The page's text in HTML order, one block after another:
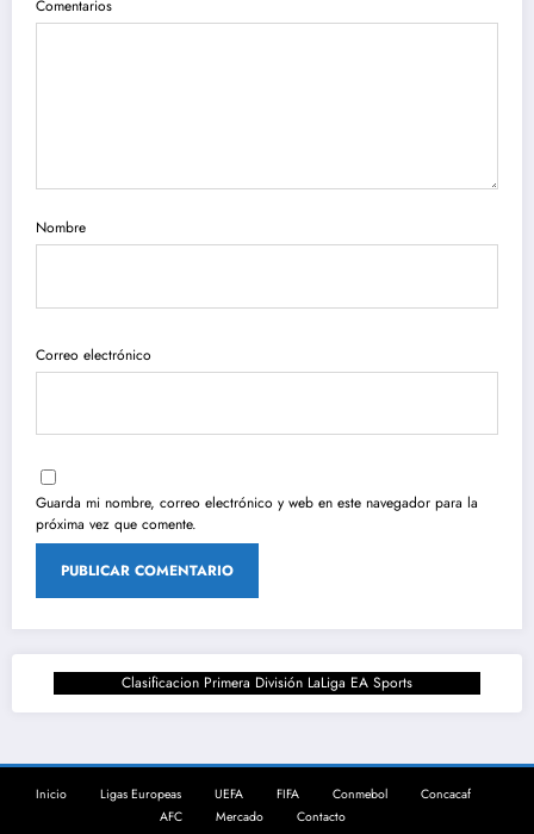
Comentarios
Nombre
Correo electrónico
Guarda mi nombre, correo electrónico y web en este navegador para la
próxima vez que comente.
Clasificacion Primera División LaLiga EA Sports
Inicio Ligas Europeas UEFA FIFA Conmebol
Concacaf
AFC
Mercado Contacto